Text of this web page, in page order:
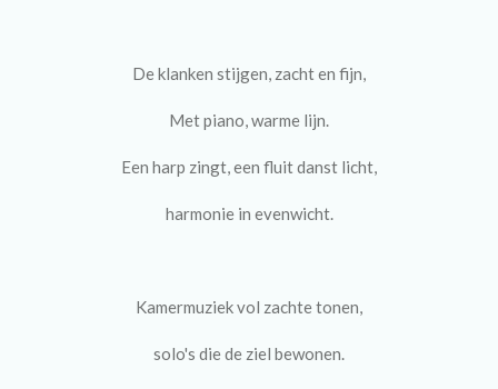
De klanken stijgen, zacht en fijn,
Met piano, warme lijn.
Een harp zingt, een fluit danst licht,
harmonie in evenwicht.
Kamermuziek vol zachte tonen,
solo's die de ziel bewonen.